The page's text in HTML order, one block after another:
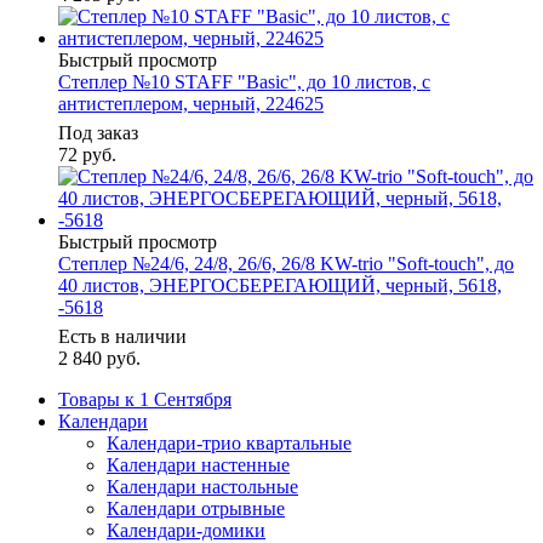
Быстрый просмотр
Степлер №10 STAFF "Basic", до 10 листов, с
антистеплером, черный, 224625
Под заказ
72 руб.
Быстрый просмотр
Степлер №24/6, 24/8, 26/6, 26/8 KW-trio "Soft-touch", до
40 листов, ЭНЕРГОСБЕРЕГАЮЩИЙ, черный, 5618,
-5618
Есть в наличии
2 840 руб.
Товары к 1 Сентября
Календари
Календари-трио квартальные
Календари настенные
Календари настольные
Календари отрывные
Календари-домики